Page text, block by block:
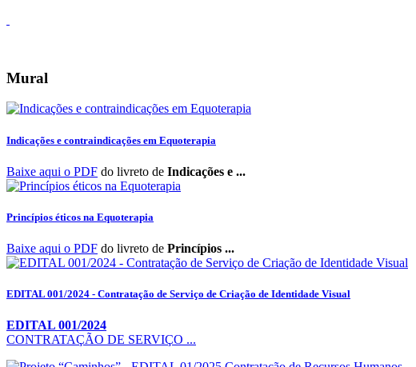
Mural
Indicações e contraindicações em Equoterapia
Baixe aqui o PDF do livreto de Indicações e ...
Princípios éticos na Equoterapia
Baixe aqui o PDF do livreto de Princípios ...
EDITAL 001/2024 - Contratação de Serviço de Criação de Identidade Visual
EDITAL 001/2024
CONTRATAÇÃO DE SERVIÇO ...